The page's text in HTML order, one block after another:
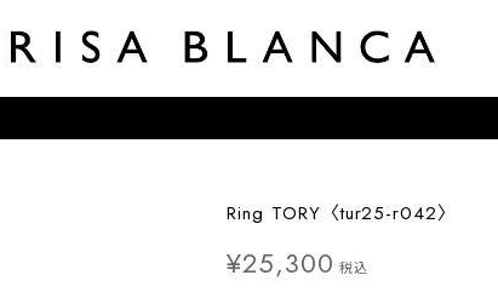
Ring TORY〈tur25-r042〉
¥25,300 税込